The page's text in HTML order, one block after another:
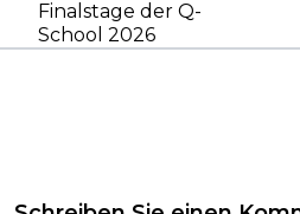
Finalstage der Q-
School 2026